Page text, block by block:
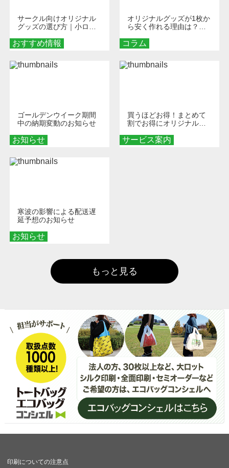
おすすめ情報
サークル向けオリジナル
グッズの選び方｜小ロッ
める秘訣
コラム
オリジナルグッズが1枚か
ら安く作れる理由は？オ
とメリットを解説
お知らせ
ゴールデンウイーク期間
中の納期変動のお知らせ
サービス案内
買うほどお得！まとめて
割でお得にオリジナルグ
お知らせ
寒波の影響による配送遅
延予想のお知らせ
もっと見る
印刷についての注意点